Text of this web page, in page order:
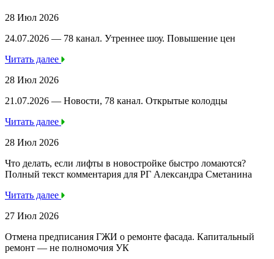
28 Июл 2026
24.07.2026 — 78 канал. Утреннее шоу. Повышение цен
Читать далее
28 Июл 2026
21.07.2026 — Новости, 78 канал. Открытые колодцы
Читать далее
28 Июл 2026
Что делать, если лифты в новостройке быстро ломаются?
Полный текст комментария для РГ Александра Сметанина
Читать далее
27 Июл 2026
Отмена предписания ГЖИ о ремонте фасада. Капитальный
ремонт — не полномочия УК